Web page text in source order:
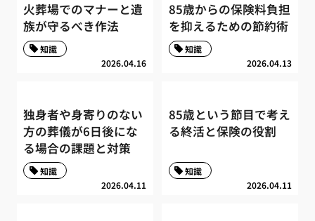
火葬場でのマナーと遺
族が守るべき作法
2026.04.16
知識
85歳からの保険料負担
を抑えるための節約術
2026.04.13
知識
独身者や身寄りのない
方の葬儀が6日後にな
る場合の課題と対策
2026.04.11
知識
85歳という節目で考え
る終活と保険の役割
2026.04.11
知識